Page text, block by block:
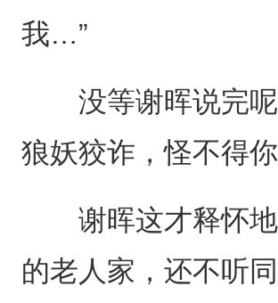
我…”
没等谢晖说完呢
狼妖狡诈，怪不得
谢晖这才释怀地
的老人家，还不听